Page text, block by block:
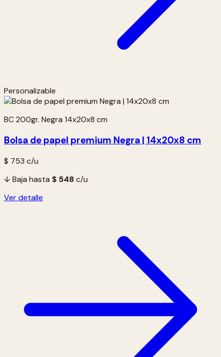
Personalizable
BC 200gr. Negra 14x20x8 cm
Bolsa de papel premium Negra | 14x20x8 cm
$ 753 c/u
↓ Baja hasta $ 548c/u
Ver detalle